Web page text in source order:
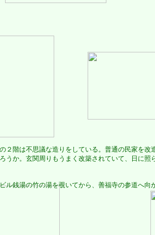
２階は不思議な造りをしている。普通の民家を改
うか。玄関周りもうまく改築されていて、日に照
ル銭湯の竹の湯を覗いてから、善福寺の参道へ向